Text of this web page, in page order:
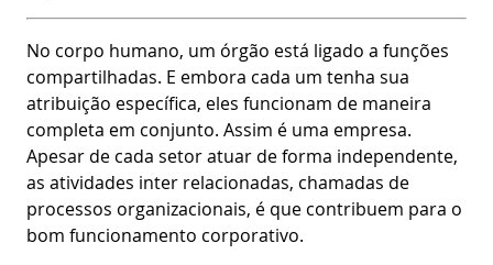
No corpo humano, um órgão está ligado a funções
compartilhadas. E embora cada um tenha sua
atribuição específica, eles funcionam de maneira
completa em conjunto. Assim é uma empresa.
Apesar de cada setor atuar de forma independente,
as atividades inter relacionadas, chamadas de
processos organizacionais, é que contribuem para o
bom funcionamento corporativo.